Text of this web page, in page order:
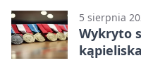
5 sierpnia
Wykryto